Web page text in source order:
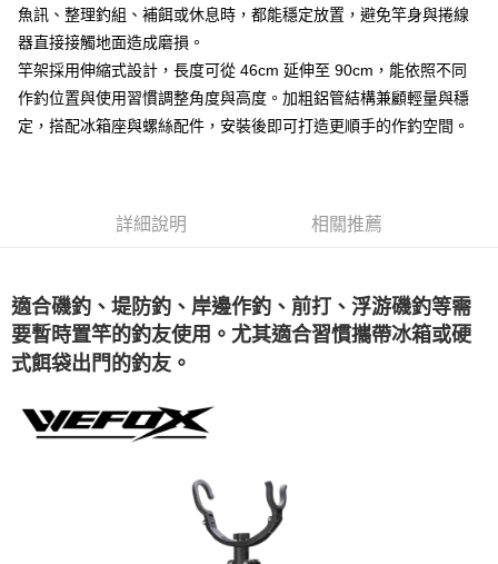
買賣價金債權讓與本公司後，依約使用本公司帳單繳交帳款。
2.基於同意付款使用「大哥付你分期」之契約關係目的，商店將以您的個人
資料（包含姓名、電話或地址）提供予台灣大哥大進項蒐集、處理及利用，
由本公司與您本人進行分期帳單所需資料之確認、核對及更正。
3.完整用戶服務條款，請詳閱以下連結：https://oppay.tw/userRule
購買商品的店家。未經商家同意取消之訂單仍視為有效，需透過AFTEE先享
後付繳納相關費用。
※ 交易是否成功請以「AFTEE先享後付 」之結帳頁面顯示為準，若有關於
是否繳費成功／繳費後需取消欲退款等相關疑問，請聯繫「AFTEE先享後付
客戶支援中心」https://netprotections.freshdesk.com/support/home
【注意事項】
２．關於個人資料處理事宜，請瀏覽以下網址：
https://aftee.tw/terms/#terms3
任。
４．使用「AFTEE先享後付」時，將依據個別帳號之用戶狀況，依本公司即
時審查核予不同之上限額度；若仍有額度不足之情形，本公司將視審查結果
請求用戶進行身份認證。
５．嚴禁一人註冊多個帳號或使用他人資訊註冊。若發現惡意使用之情形，
離島一般宅配
每筆NT$200，滿NT$2,000(含以上)免運費
貨到付款（門市自取請勿下單，請聯繫客服）
每筆NT$200，滿NT$3,000(含以上)免運費
魚訊、整理釣組、補餌或休息時，都能穩定放置，避免竿身與捲線
器直接接觸地面造成磨損。
竿架採用伸縮式設計，長度可從 46cm 延伸至 90cm，能依照不同
作釣位置與使用習慣調整角度與高度。加粗鋁管結構兼顧輕量與穩
定，搭配冰箱座與螺絲配件，安裝後即可打造更順手的作釣空間。
詳細說明 相關推薦
適合磯釣、堤防釣、岸邊作釣、前打、浮游磯釣等需
要暫時置竿的釣友使用。尤其適合習慣攜帶冰箱或硬
式餌袋出門的釣友。